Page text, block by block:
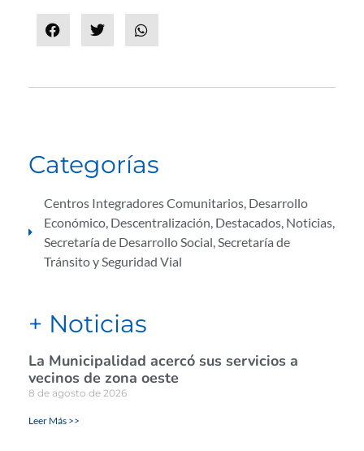
Categorías
Centros Integradores Comunitarios Desarrollo
Económico Descentralización Destacados Noticias
Secretaría de Desarrollo Social Secretaría de
Tránsito y Seguridad Vial
+ Noticias
La Municipalidad acercó sus servicios a
vecinos de zona oeste
8 de agosto de 2026
Leer Más >>